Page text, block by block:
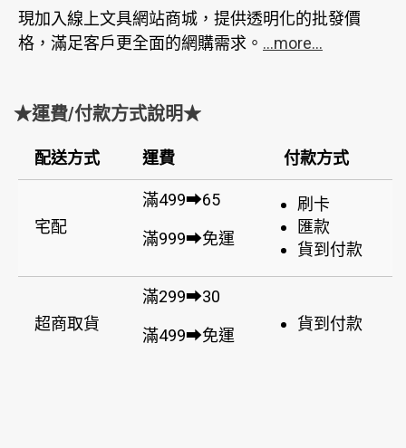
現加入線上文具網站商城，提供透明化的批發價
格，滿足客戶更全面的網購需求。 ...more...
★運費/付款方式說明★
配送方式 運費 付款方式
宅配
滿499➡65
滿999➡免運
刷卡
匯款
貨到付款
超商取貨
滿299➡30
滿499➡免運
貨到付款